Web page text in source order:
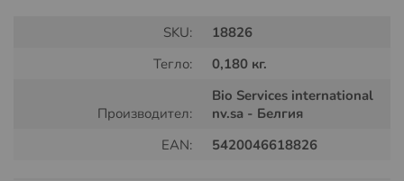
SKU:
18826
Тегло:
0,180 кг.
Производител:
Bio Services international
nv.sa - Белгия
EAN:
5420046618826